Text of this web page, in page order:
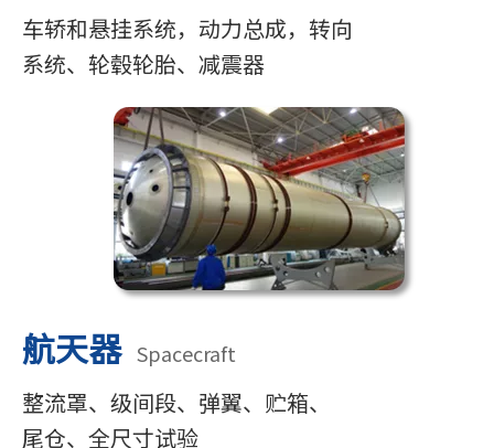
车轿和悬挂系统，动力总成，转向
系统、 轮毂轮胎、减震器
航天器 Spacecraft
整流罩、级间段、弹翼、贮箱、
尾仓、全尺寸试验